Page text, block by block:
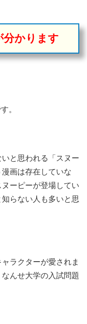
分かります
。
と思われる「スヌー
画は存在していな
ーピーが登場してい
らない人も多いと思
ラクターが愛されま
んせ大学の入試問題